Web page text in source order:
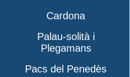
Cardona
Palau-solità i
Plegamans
Pacs del Penedès